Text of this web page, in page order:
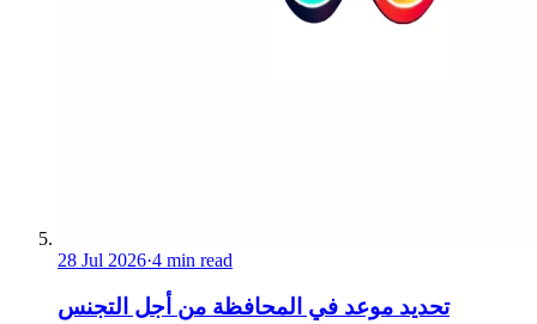
28 Jul 2026·4 min read
تحديد موعد في المحافظة من أجل التجنس